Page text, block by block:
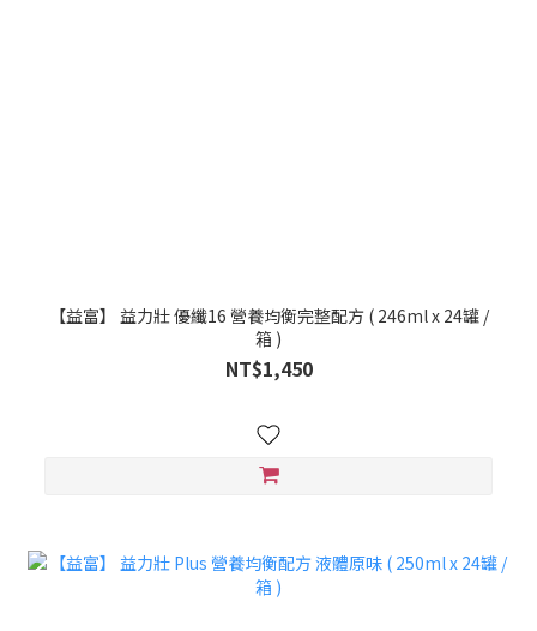
【益富】 益力壯 優纖16 營養均衡完整配方 ( 246ml x 24罐 /
箱 )
NT$1,450